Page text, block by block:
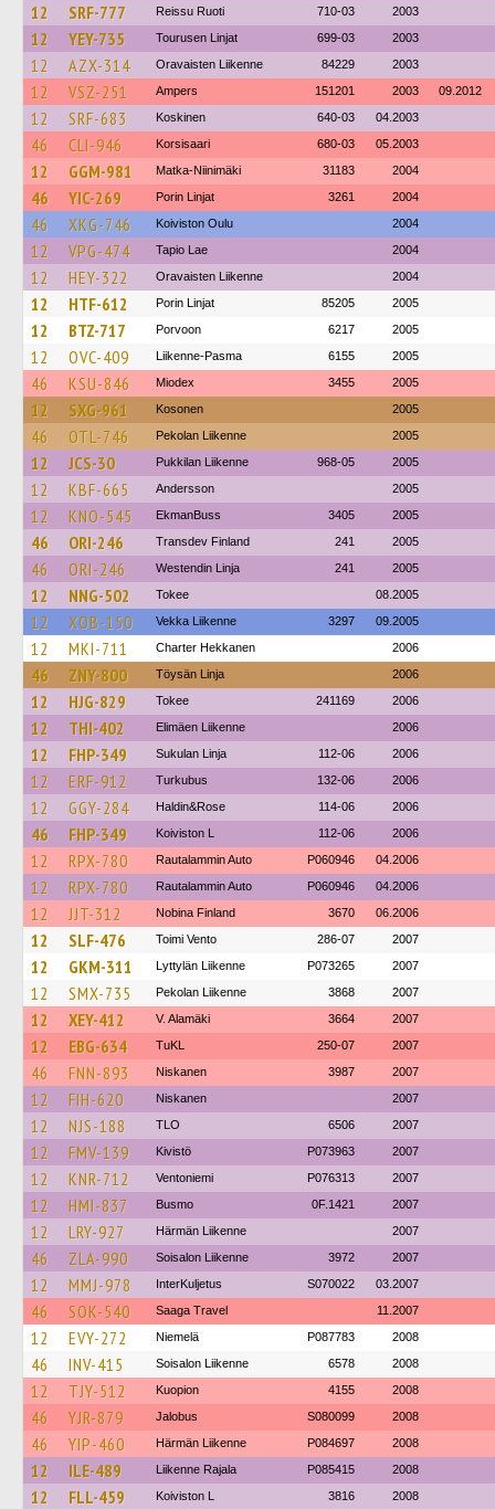
12 SRF-777 Reissu Ruoti 710-03 2003
12 YEY-735 Tourusen Linjat 699-03 2003
12 AZX-314 Oravaisten Liikenne 84229 2003
12 VSZ-251 Ampers 151201 2003 09.2012
12 SRF-683 Koskinen 640-03 04.2003
46 CLI-946 Korsisaari 680-03 05.2003
12 GGM-981 Matka-Niinimäki 31183 2004
46 YIC-269 Porin Linjat 3261 2004
46 XKG-746 Koiviston Oulu 2004
12 VPG-474 Tapio Lae 2004
12 HEY-322 Oravaisten Liikenne 2004
12 HTF-612 Porin Linjat 85205 2005
12 BTZ-717 Porvoon 6217 2005
12 OVC-409 Liikenne-Pasma 6155 2005
46 KSU-846 Miodex 3455 2005
12 SXG-961 Kosonen 2005
46 OTL-746 Pekolan Liikenne 2005
12 JCS-30 Pukkilan Liikenne 968-05 2005
12 KBF-665 Andersson 2005
12 KNO-545 EkmanBuss 3405 2005
46 ORI-246 Transdev Finland 241 2005
46 ORI-246 Westendin Linja 241 2005
12 NNG-502 Tokee 08.2005
12 XOB-150 Vekka Liikenne 3297 09.2005
12 MKI-711 Charter Hekkanen 2006
46 ZNY-800 Töysän Linja 2006
12 HJG-829 Tokee 241169 2006
12 THI-402 Elimäen Liikenne 2006
12 FHP-349 Sukulan Linja 112-06 2006
12 ERF-912 Turkubus 132-06 2006
12 GGY-284 Haldin&Rose 114-06 2006
46 FHP-349 Koiviston L 112-06 2006
12 RPX-780 Rautalammin Auto P060946 04.2006
12 RPX-780 Rautalammin Auto P060946 04.2006
12 JJT-312 Nobina Finland 3670 06.2006
12 SLF-476 Toimi Vento 286-07 2007
12 GKM-311 Lyttylän Liikenne P073265 2007
12 SMX-735 Pekolan Liikenne 3868 2007
12 XEY-412 V. Alamäki 3664 2007
12 EBG-634 TuKL 250-07 2007
46 FNN-893 Niskanen 3987 2007
12 FIH-620 Niskanen 2007
12 NJS-188 TLO 6506 2007
12 FMV-139 Kivistö P073963 2007
12 KNR-712 Ventoniemi P076313 2007
12 HMI-837 Busmo 0F.1421 2007
12 LRY-927 Härmän Liikenne 2007
46 ZLA-990 Soisalon Liikenne 3972 2007
12 MMJ-978 InterKuljetus S070022 03.2007
46 SOK-540 Saaga Travel 11.2007
12 EVY-272 Niemelä P087783 2008
46 INV-415 Soisalon Liikenne 6578 2008
12 TJY-512 Kuopion 4155 2008
46 YJR-879 Jalobus S080099 2008
46 YIP-460 Härmän Liikenne P084697 2008
12 ILE-489 Liikenne Rajala P085415 2008
12 FLL-459 Koiviston L 3816 2008